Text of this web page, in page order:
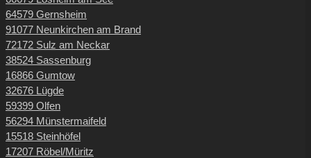
64579 Gernsheim
91077 Neunkirchen am Brand
72172 Sulz am Neckar
38524 Sassenburg
16866 Gumtow
32676 Lügde
59399 Olfen
56294 Münstermaifeld
15518 Steinhöfel
17207 Röbel/Müritz